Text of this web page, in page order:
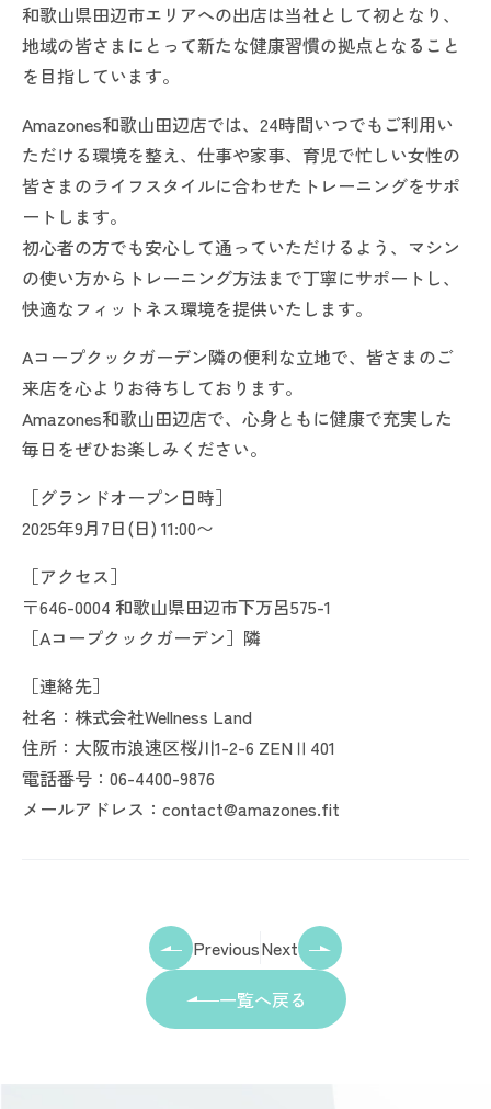
和歌山県田辺市エリアへの出店は当社として初となり、
地域の皆さまにとって新たな健康習慣の拠点となること
を目指しています。
Amazones和歌山田辺店では、24時間いつでもご利用い
ただける環境を整え、仕事や家事、育児で忙しい女性の
皆さまのライフスタイルに合わせたトレーニングをサポ
ートします。
初心者の方でも安心して通っていただけるよう、マシン
の使い方からトレーニング方法まで丁寧にサポートし、
快適なフィットネス環境を提供いたします。
Aコープクックガーデン隣の便利な立地で、皆さまのご
来店を心よりお待ちしております。
Amazones和歌山田辺店で、心身ともに健康で充実した
毎日をぜひお楽しみください。
［グランドオープン日時］
2025年9月7日(日) 11:00〜
［アクセス］
〒646-0004 和歌山県田辺市下万呂575-1
［Aコープクックガーデン］隣
［連絡先］
社名：株式会社Wellness Land
住所：大阪市浪速区桜川1-2-6 ZENⅡ401
電話番号：06-4400-9876
メールアドレス：contact@amazones.fit
PreviousNext
一覧へ戻る